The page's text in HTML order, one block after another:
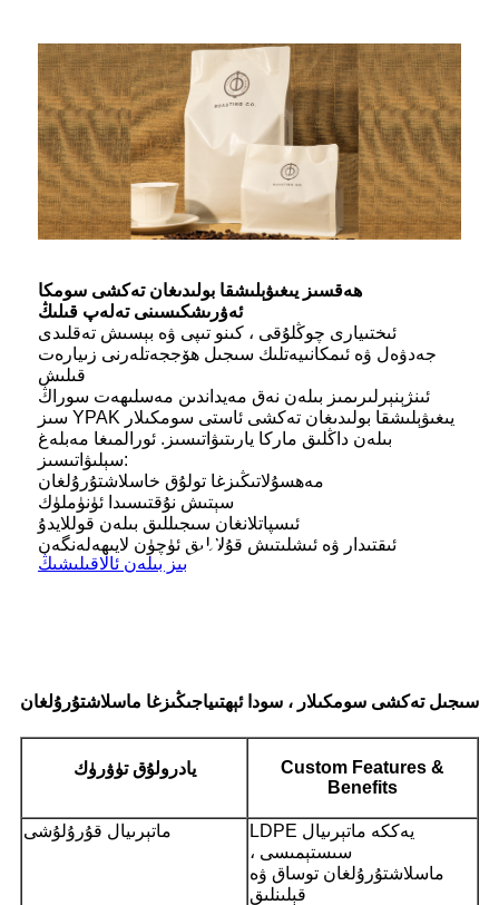
ھەقسىز يىغىۋېلىشقا بولىدىغان تەكشى سومكا
ئەۋرىشكىسىنى تەلەپ قىلىڭ
ئىختىيارى چوڭلۇقى ، كىنو تىپى ۋە بېسىش تەقلىدى
جەدۋەل ۋە ئىمكانىيەتلىك سىجىل ھۆججەتلەرنى زىيارەت
قىلىش
ئىنژېنېرلىرىمىز بىلەن نەق مەيداندىن مەسلىھەت سوراڭ
سىز YPAK يىغىۋېلىشقا بولىدىغان تەكشى ئاستى سومكىلار
بىلەن داڭلىق ماركا يارىتىۋاتىسىز. ئورالمىغا مەبلەغ
سېلىۋاتىسىز:
مەھسۇلاتىڭىزغا تولۇق خاسلاشتۇرۇلغان
سېتىش نۇقتىسىدا ئۈنۈملۈك
ئىسپاتلانغان سىجىللىق بىلەن قوللايدۇ
ئىقتىدار ۋە ئىشلىتىش قۇلايلىق ئۈچۈن لايىھەلەنگەن
بىز بىلەن ئالاقىلىشىڭ
سىجىل تەكشى سومكىلار ، سودا ئېھتىياجىڭىزغا ماسلاشتۇرۇلغان
يادرولۇق تۈۋرۈك
Custom Features &
Benefits
ماتېرىيال قۇرۇلۇشى
LDPE يەككە ماتېرىيال
سىستېمىسى ،
ماسلاشتۇرۇلغان توساق ۋە
قېلىنلىق